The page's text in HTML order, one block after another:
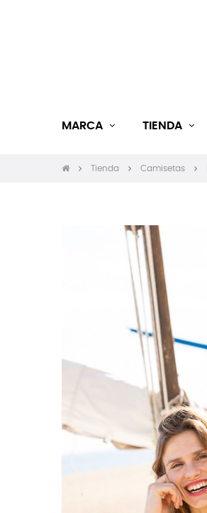
MARCA TIENDA
Tienda Camisetas